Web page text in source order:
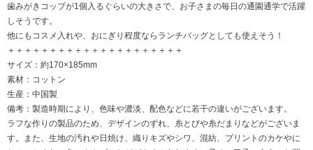
歯みがきコップが1個入るぐらいの大きさで、お子さまの毎日の通園通学で活躍
しそうです。
他にもコスメ入れや、おにぎり程度ならランチバッグとしても使えそう！
＋＋＋＋＋＋＋＋＋＋＋＋＋＋＋＋＋＋＋＋＋
サイズ：約170×185mm
素材：コットン
生産：中国製
備考：製造時期により、色味や濃淡、配色などに若干の違いがございます。
ラフな作りの製品のため、デザインのずれ、糸とびや糸だまりなどがございま
す。また、生地の汚れや日焼け、織りキズやシワ、混紡、プリントのカケやに